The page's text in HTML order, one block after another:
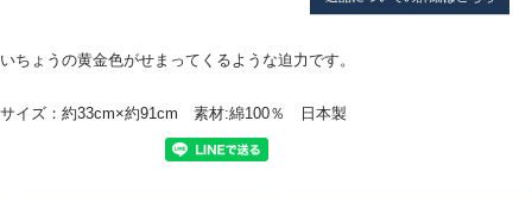
いちょうの黄金色がせまってくるような迫力です。
サイズ：約33cm×約91cm 素材:綿100％ 日本製